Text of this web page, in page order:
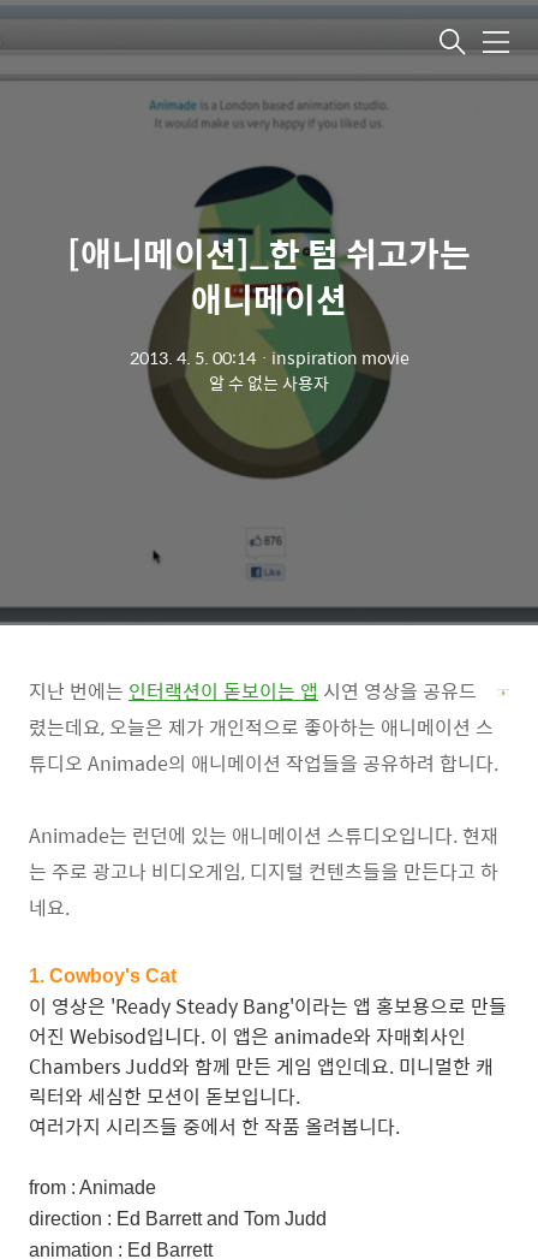
메뉴
[애니메이션]_한 텀 쉬고가는
애니메이션
2013. 4. 5. 00:14ㆍ inspiration movie
알 수 없는 사용자
지난 번에는 인터랙션이 돋보이는 앱 시연 영상을 공유드
렸는데요, 오늘은 제가 개인적으로 좋아하는 애니메이션 스
튜디오 Animade의 애니메이션 작업들을 공유하려 합니다.
Animade는 런던에 있는 애니메이션 스튜디오입니다. 현재
는 주로 광고나 비디오게임, 디지털 컨텐츠들을 만든다고 하
네요.
1. Cowboy's Cat
이 영상은 'Ready Steady Bang'이라는 앱 홍보용으로 만들
어진 Webisod입니다. 이 앱은 animade와 자매회사인
Chambers Judd와 함께 만든 게임 앱인데요. 미니멀한 캐
릭터와 세심한 모션이 돋보입니다.
여러가지 시리즈들 중에서 한 작품 올려봅니다.
from : Animade
direction : Ed Barrett and Tom Judd
animation : Ed Barrett